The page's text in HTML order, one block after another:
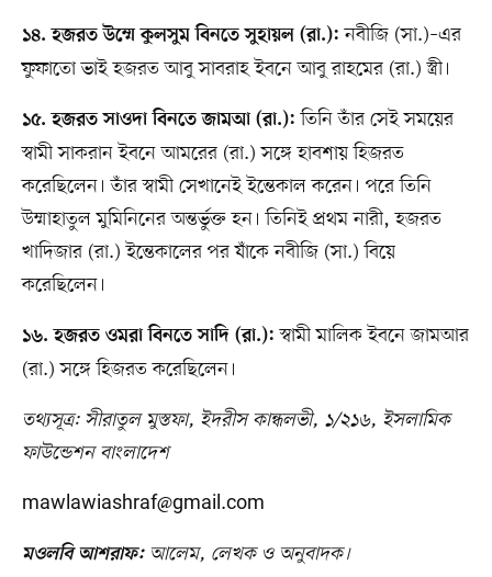
১৪. হজরত উম্মে কুলসুম বিনতে সুহায়ল (রা.): নবীজি (সা.)–এর
ফুফাতো ভাই হজরত আবু সাবরাহ ইবনে আবু রাহমের (রা.) স্ত্রী।
১৫. হজরত সাওদা বিনতে জামআ (রা.): তিনি তাঁর সেই সময়ের
স্বামী সাকরান ইবনে আমরের (রা.) সঙ্গে হাবশায় হিজরত
করেছিলেন। তাঁর স্বামী সেখানেই ইন্তেকাল করেন। পরে তিনি
উম্মাহাতুল মুমিনিনের অন্তর্ভুক্ত হন। তিনিই প্রথম নারী, হজরত
খাদিজার (রা.) ইন্তেকালের পর যাঁকে নবীজি (সা.) বিয়ে
করেছিলেন।
১৬. হজরত ওমরা বিনতে সাদি (রা.): স্বামী মালিক ইবনে জামআর
(রা.) সঙ্গে হিজরত করেছিলেন।
তথ্যসূত্র: সীরাতুল মুস্তফা, ইদরীস কান্ধলভী, ১/২১৬, ইসলামিক
ফাউন্ডেশন বাংলাদেশ
mawlawiashraf@gmail.com
মওলবি আশরাফ:আলেম, লেখক ও অনুবাদক।